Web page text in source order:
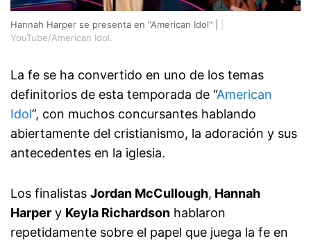
Hannah Harper se presenta en "American Idol" |
YouTube/American Idol.
La fe se ha convertido en uno de los temas
definitorios de esta temporada de “American
Idol”, con muchos concursantes hablando
abiertamente del cristianismo, la adoración y sus
antecedentes en la iglesia.
Los finalistas Jordan McCullough, Hannah
Harper y Keyla Richardson hablaron
repetidamente sobre el papel que juega la fe en